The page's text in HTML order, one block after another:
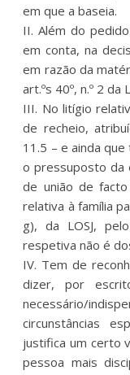
em que a baseia.
II. Além do
em conta, na
em razão da
art.ºs 40º, n.º 2 da
III. No litígio
de recheio,
11.5 – e ainda
o pressuposto da
de união de
relativa à família
g), da LOSJ,
respetiva não é
IV. Tem de
dizer, por
necessário/
circunstâncias
justifica um certo
pessoa mais